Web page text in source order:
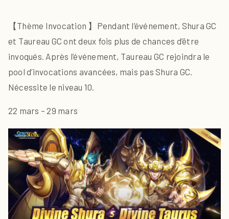
【Thème Invocation 】Pendant l’événement, Shura GC
et Taureau GC ont deux fois plus de chances d’être
invoqués. Après l’événement, Taureau GC rejoindra le
pool d’invocations avancées, mais pas Shura GC.
Nécessite le niveau 10.
22 mars – 29 mars